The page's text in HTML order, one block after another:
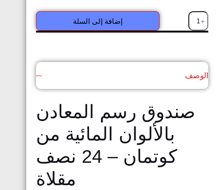
إضافة إلى السلة
الوصف
صندوق رسم المعادن
بالألوان المائية من
كوتمان – 24 نصف
مقلاة